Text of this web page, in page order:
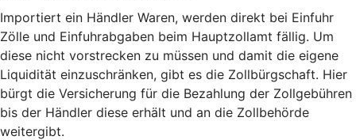
Importiert ein Händler Waren, werden direkt bei Einfuhr
Zölle und Einfuhrabgaben beim Hauptzollamt fällig. Um
diese nicht vorstrecken zu müssen und damit die eigene
Liquidität einzuschränken, gibt es die Zollbürgschaft. Hier
bürgt die Versicherung für die Bezahlung der Zollgebühren
bis der Händler diese erhält und an die Zollbehörde
weitergibt.